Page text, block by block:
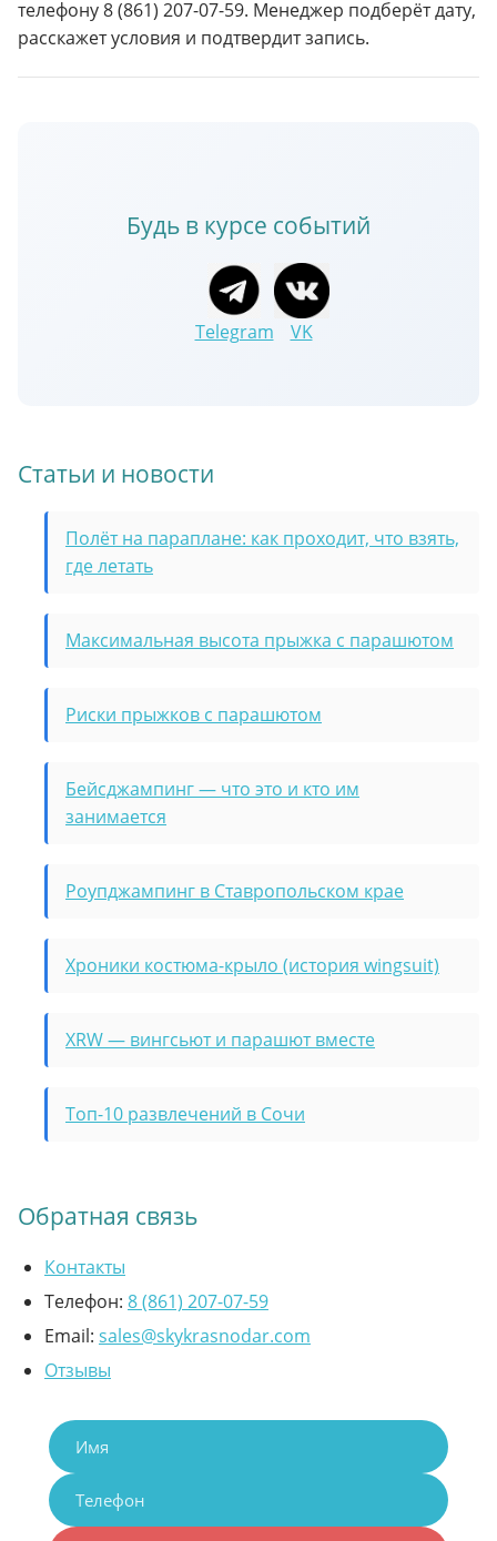
телефону 8 (861) 207-07-59. Менеджер подберёт дату,
расскажет условия и подтвердит запись.
Будь в курсе событий
Telegram VK
Статьи и новости
Полёт на параплане: как проходит, что взять,
где летать
Максимальная высота прыжка с парашютом
Риски прыжков с парашютом
Бейсджампинг — что это и кто им
занимается
Роупджампинг в Ставропольском крае
Хроники костюма-крыло (история wingsuit)
XRW — вингсьют и парашют вместе
Топ-10 развлечений в Сочи
Обратная связь
Контакты
Телефон: 8 (861) 207-07-59
Email: sales@skykrasnodar.com
Отзывы